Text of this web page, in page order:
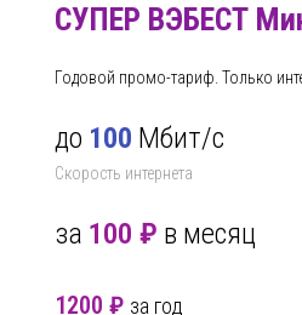
СУПЕР ВЭБЕСТ
Годовой промо-тариф. Только
до 100 Мбит/с
Скорость интернета
за 100 ₽ в месяц
1200 ₽ за год